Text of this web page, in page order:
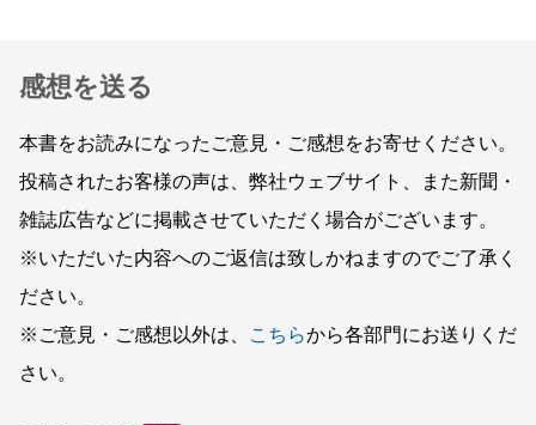
感想を送る
本書をお読みになったご意見・ご感想をお寄せください。
投稿されたお客様の声は、弊社ウェブサイト、また新聞・
雑誌広告などに掲載させていただく場合がございます。
※いただいた内容へのご返信は致しかねますのでご了承く
ださい。
※ご意見・ご感想以外は、
こちらから各部門にお送りくだ
さい。